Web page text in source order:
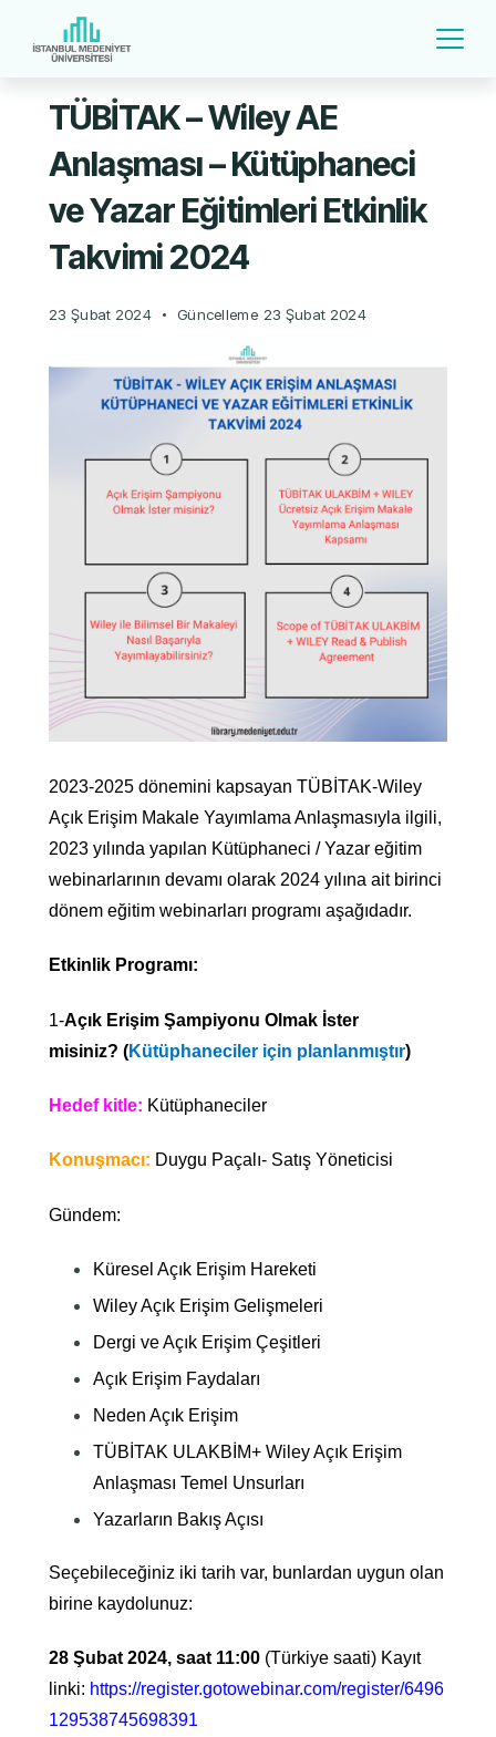
TÜBİTAK – Wiley AE
Anlaşması – Kütüphaneci
ve Yazar Eğitimleri Etkinlik
Takvimi 2024
23 Şubat 2024 Güncelleme 23 Şubat 2024
2023-2025 dönemini kapsayan TÜBİTAK-Wiley
Açık Erişim Makale Yayımlama Anlaşmasıyla ilgili,
2023 yılında yapılan Kütüphaneci / Yazar eğitim
webinarlarının devamı olarak 2024 yılına ait birinci
dönem eğitim webinarları programı aşağıdadır.
Etkinlik Programı:
1-Açık Erişim Şampiyonu Olmak İster
misiniz? (Kütüphaneciler için planlanmıştır)
Hedef kitle: Kütüphaneciler
Konuşmacı: Duygu Paçalı- Satış Yöneticisi
Gündem:
Küresel Açık Erişim Hareketi
Wiley Açık Erişim Gelişmeleri
Dergi ve Açık Erişim Çeşitleri
Açık Erişim Faydaları
Neden Açık Erişim
TÜBİTAK ULAKBİM+ Wiley Açık Erişim
Anlaşması Temel Unsurları
Yazarların Bakış Açısı
Seçebileceğiniz iki tarih var, bunlardan uygun olan
birine kaydolunuz:
28 Şubat 2024, saat 11:00 (Türkiye saati) Kayıt
linki: https://register.gotowebinar.com/register/6496
129538745698391